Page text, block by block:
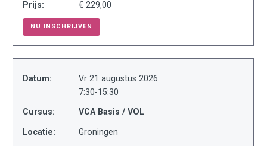
Prijs: € 229,00
NU INSCHRIJVEN
Datum:
Vr 21 augustus 2026
7:30-15:30
Cursus: VCA Basis / VOL
Locatie: Groningen